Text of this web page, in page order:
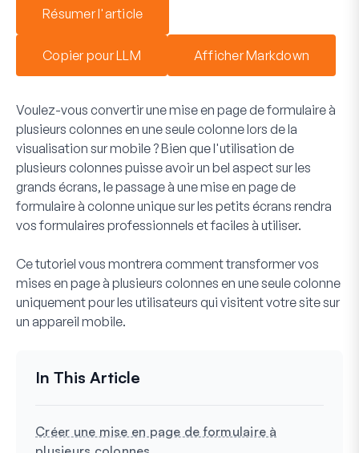
Résumer l'article
Copier pour LLM Afficher Markdown
Voulez-vous convertir une mise en page de formulaire à
plusieurs colonnes en une seule colonne lors de la
visualisation sur mobile ? Bien que l'utilisation de
plusieurs colonnes puisse avoir un bel aspect sur les
grands écrans, le passage à une mise en page de
formulaire à colonne unique sur les petits écrans rendra
vos formulaires professionnels et faciles à utiliser.
Ce tutoriel vous montrera comment transformer vos
mises en page à plusieurs colonnes en une seule colonne
uniquement pour les utilisateurs qui visitent votre site sur
un appareil mobile.
Créer une mise en page de formulaire à